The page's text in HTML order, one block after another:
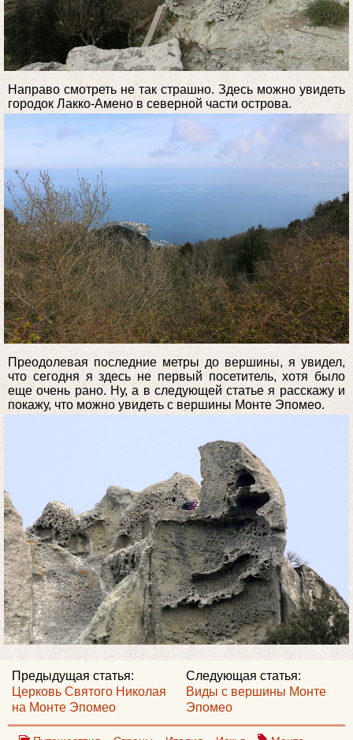
Направо смотреть не так страшно. Здесь можно увидеть
городок Лакко-Амено в северной части острова.
Преодолевая последние метры до вершины, я увидел,
что сегодня я здесь не первый посетитель, хотя было
еще очень рано. Ну, а в следующей статье я расскажу и
покажу, что можно увидеть с вершины Монте Эпомео.
Следующая статья:
Виды с вершины Монте
Эпомео
Предыдущая статья:
Церковь Святого Николая
на Монте Эпомео